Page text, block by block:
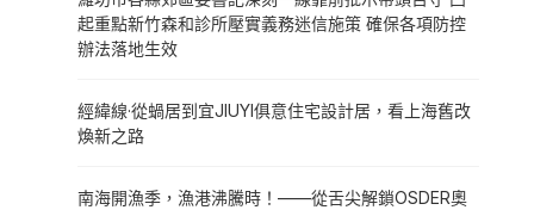
起重點新竹森和診所壓實義務迷信施策 確保各項防控
辦法落地生效
經緯線·從蝸居到宜JIUYI俱意住宅設計居，看上海舊改
煥新之路
南海開漁季，漁港沸騰時！——從舌尖解鎖OSDER奧